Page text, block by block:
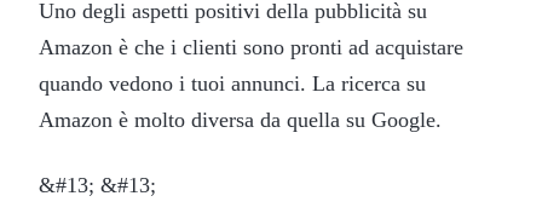
Uno degli aspetti positivi della pubblicità su
Amazon è che i clienti sono pronti ad acquistare
quando vedono i tuoi annunci. La ricerca su
Amazon è molto diversa da quella su Google.
&#13; &#13;